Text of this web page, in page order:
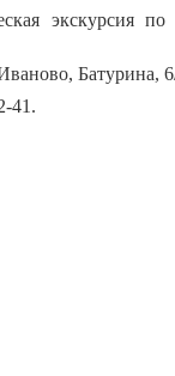
экскурсия
Батурина,
41.